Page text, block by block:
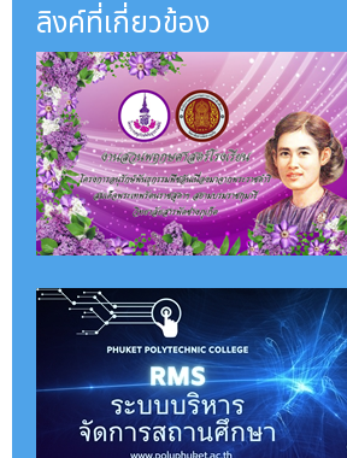
ลิงค์ที่เกี่ยวข้อง